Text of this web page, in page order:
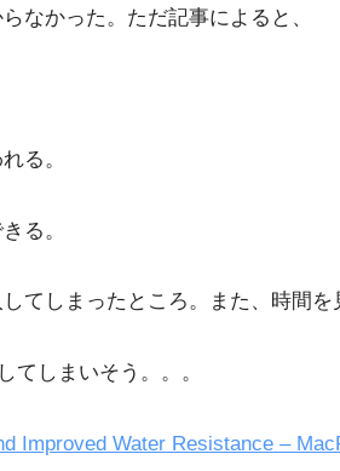
なかった。ただ記事によると、
る。
る。
しまったところ。また、時間を
てしまいそう。。。
Improved Water Resistance –